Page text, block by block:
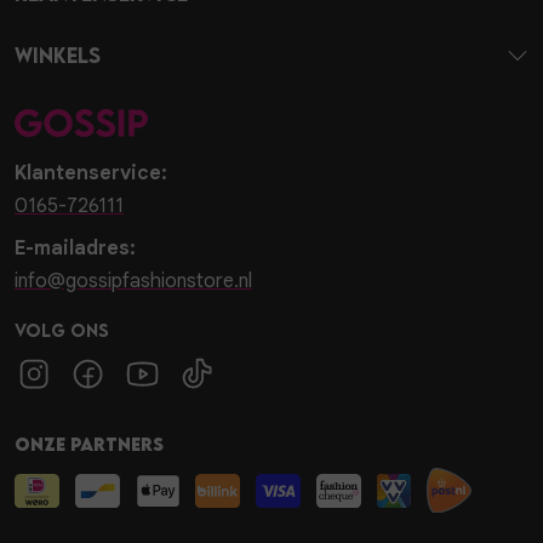
Klantenservice:
0165-726111
E-mailadres:
info@gossipfashionstore.nl
Volg ons
Winkels
Onze partners